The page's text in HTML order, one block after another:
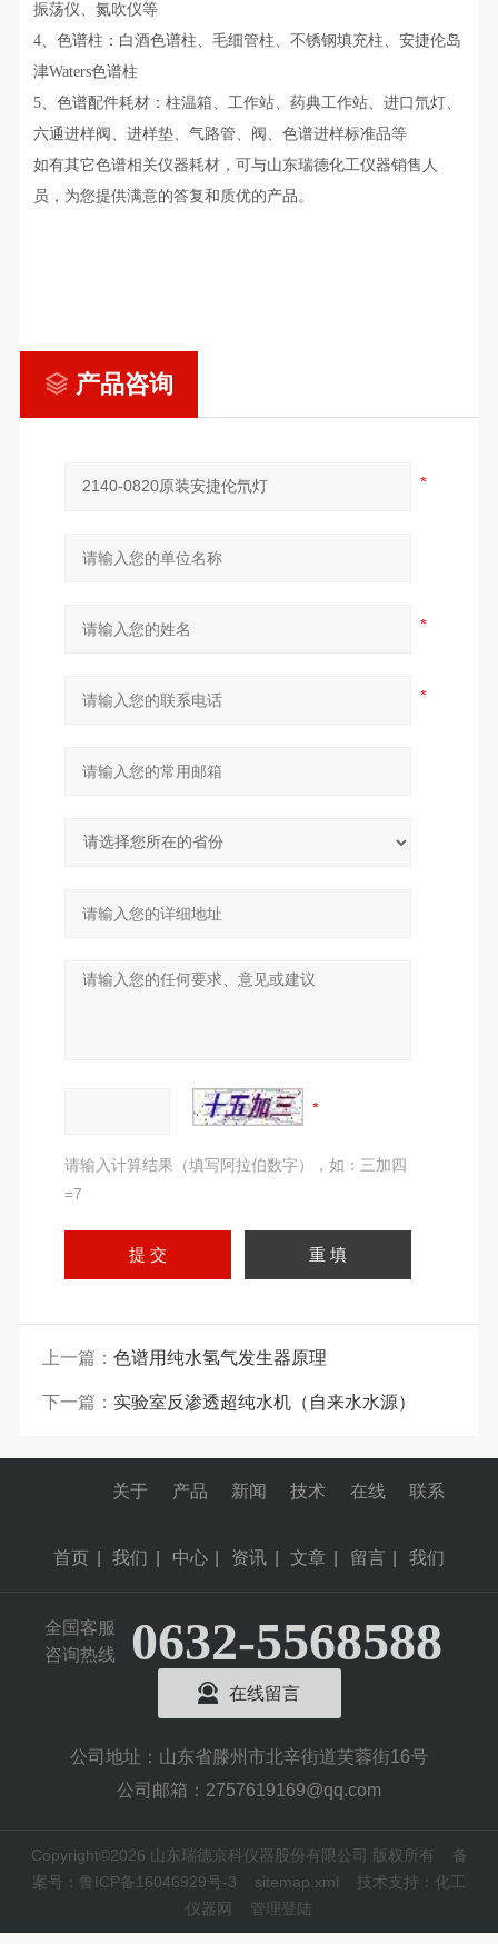
振荡仪、氮吹仪等
4、色谱柱：白酒色谱柱、毛细管柱、不锈钢填充柱、安捷伦岛
津Waters色谱柱
5、色谱配件耗材：柱温箱、工作站、药典工作站、进口氘灯、
六通进样阀、进样垫、气路管、阀、色谱进样标准品等
如有其它色谱相关仪器耗材，可与山东瑞德化工仪器销售人
员，为您提供满意的答复和质优的产品。
产品咨询
请输入计算结果（填写阿拉伯数字），如：三加四
=7
上一篇： 色谱用纯水氢气发生器原理
下一篇： 实验室反渗透超纯水机（自来水水源）
首页
关于
我们
产品
中心
新闻
资讯
技术
文章
在线
留言
联系
我们
全国客服
咨询热线
0632-5568588
在线留言
公司地址：山东省滕州市北辛街道芙蓉街16号
公司邮箱：2757619169@qq.com
Copyright©2026 山东瑞德京科仪器股份有限公司 版权所有 备
案号：鲁ICP备16046929号-3
sitemap.xml 技术支持： 化工
仪器网
管理登陆